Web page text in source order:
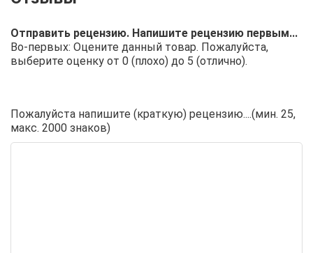
Отправить рецензию. Напишите рецензию первым...
Во-первых: Оцените данный товар. Пожалуйста,
выберите оценку от 0 (плохо) до 5 (отлично).
Пожалуйста напишите (краткую) рецензию....(мин. 25,
макс. 2000 знаков)